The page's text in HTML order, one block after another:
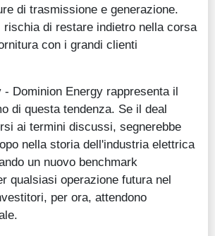
di trasmissione e generazione.
rischia di restare indietro nella corsa
con i grandi clienti
- Dominion Energy rappresenta il
di questa tendenza. Se il deal
ai termini discussi, segnerebbe
nella storia dell'industria elettrica
un nuovo benchmark
qualsiasi operazione futura nel
per ora, attendono